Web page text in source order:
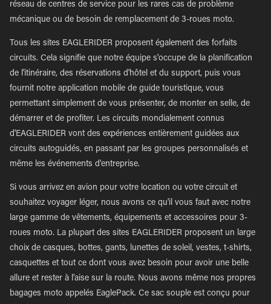
réseau de centres de service pour les rares cas de problème
mécanique ou de besoin de remplacement de 3-roues moto.
Tous les sites EAGLERIDER proposent également des forfaits
circuits. Cela signifie que notre équipe s'occupe de la planification
de l'itinéraire, des réservations d'hôtel et du support, puis vous
fournit notre application mobile de guide touristique, vous
permettant simplement de vous présenter, de monter en selle, de
démarrer et de profiter. Les circuits mondialement connus
d'EAGLERIDER vont des expériences entièrement guidées aux
circuits autoguidés, en passant par les groupes personnalisés et
même les événements d'entreprise.
Si vous arrivez en avion pour votre location ou votre circuit et
souhaitez voyager léger, nous avons ce qu'il vous faut avec notre
large gamme de vêtements, équipements et accessoires pour 3-
roues moto. La plupart des sites EAGLERIDER proposent un large
choix de casques, bottes, gants, lunettes de soleil, vestes, t-shirts,
casquettes et tout ce dont vous avez besoin pour avoir une belle
allure et rester à l'aise sur la route. Nous avons même nos propres
bagages moto appelés EaglePack. Ce sac souple est conçu pour